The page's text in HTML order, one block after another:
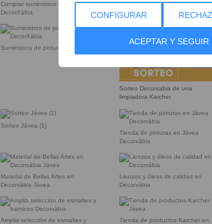
CONFIGURAR
ACEPTAR Y SEGUIR
Comprar suministros en Jávea –
DecorXàbia
Material de arte en Jávea –
DecorXàbia
Suministros de pinturas DecorXàbia
Sorteo Decorxabia de una
limpiadora Karcher
Sorteo Jávea (1)
Tienda de pinturas en Jávea
Decorxàbia
Material de Bellas Artes en
Decorxàbia Jávea
Lienzos y óleos de calidad en
Decorxàbia
Amplia selección de esmaltes y
Tienda de productos Karcher en